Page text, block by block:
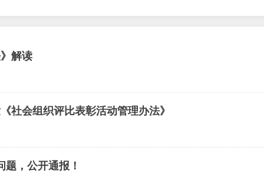
解读
社会组织评比表彰活动管理办法》
，公开通报！